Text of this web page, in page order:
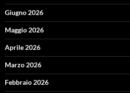
Giugno 2026
Maggio 2026
Aprile 2026
Marzo 2026
Febbraio 2026